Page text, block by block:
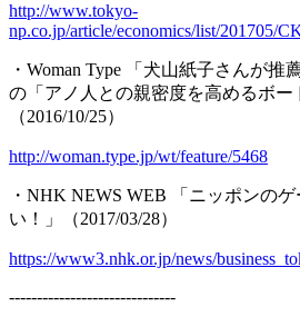
http://www.tokyo-
np.co.jp/article/economics/list/201705/
・Woman Type 「犬山紙子さんが推
の「アノ人との親密度を高めるボー
（2016/10/25）
http://woman.type.jp/wt/feature/5468
・NHK NEWS WEB 「ニッポンの
い！」（2017/03/28）
https://www3.nhk.or.jp/news/
------------------------------